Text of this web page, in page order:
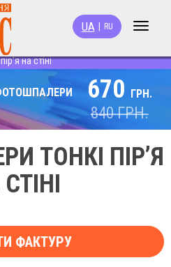
Toggle
UA RU
на стіні
670 ГРН.
840ГРН.
ТОНКІ ПІР’Я
ФАКТУРУ